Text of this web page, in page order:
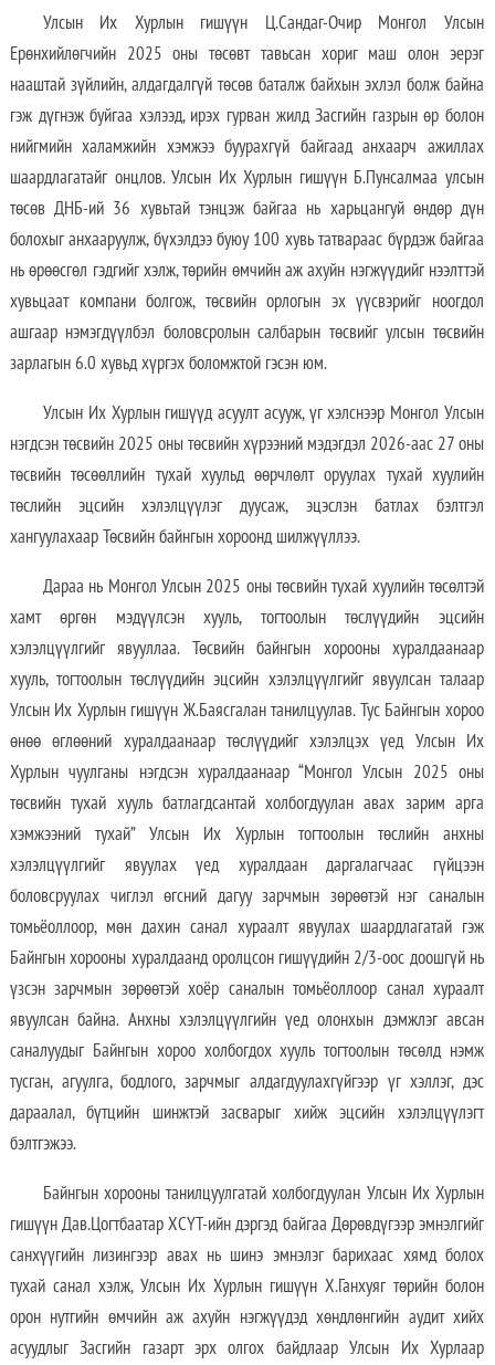
Улсын Их Хурлын гишүүн Ц.Сандаг-Очир Монгол Улсын
Ерөнхийлөгчийн 2025 оны төсөвт тавьсан хориг маш олон эерэг
нааштай зүйлийн, алдагдалгүй төсөв баталж байхын эхлэл болж байна
гэж дүгнэж буйгаа хэлээд, ирэх гурван жилд Засгийн газрын өр болон
нийгмийн халамжийн хэмжээ буурахгүй байгаад анхаарч ажиллах
шаардлагатайг онцлов. Улсын Их Хурлын гишүүн Б.Пунсалмаа улсын
төсөв ДНБ-ий 36 хувьтай тэнцэж байгаа нь харьцангуй өндөр дүн
болохыг анхааруулж, бүхэлдээ буюу 100 хувь татвараас бүрдэж байгаа
нь өрөөсгөл гэдгийг хэлж, төрийн өмчийн аж ахуйн нэгжүүдийг нээлттэй
хувьцаат компани болгож, төсвийн орлогын эх үүсвэрийг ноогдол
ашгаар нэмэгдүүлбэл боловсролын салбарын төсвийг улсын төсвийн
зарлагын 6.0 хувьд хүргэх боломжтой гэсэн юм.
Улсын Их Хурлын гишүүд асуулт асууж, үг хэлснээр Монгол Улсын
нэгдсэн төсвийн 2025 оны төсвийн хүрээний мэдэгдэл 2026-аас 27 оны
төсвийн төсөөллийн тухай хуульд өөрчлөлт оруулах тухай хуулийн
төслийн эцсийн хэлэлцүүлэг дуусаж, эцэслэн батлах бэлтгэл
хангуулахаар Төсвийн байнгын хороонд шилжүүллээ.
Дараа нь Монгол Улсын 2025 оны төсвийн тухай хуулийн төсөлтэй
хамт өргөн мэдүүлсэн хууль, тогтоолын төслүүдийн эцсийн
хэлэлцүүлгийг явууллаа. Төсвийн байнгын хорооны хуралдаанаар
хууль, тогтоолын төслүүдийн эцсийн хэлэлцүүлгийг явуулсан талаар
Улсын Их Хурлын гишүүн Ж.Баясгалан танилцуулав. Тус Байнгын хороо
өнөө өглөөний хуралдаанаар төслүүдийг хэлэлцэх үед Улсын Их
Хурлын чуулганы нэгдсэн хуралдаанаар “Монгол Улсын 2025 оны
төсвийн тухай хууль батлагдсантай холбогдуулан авах зарим арга
хэмжээний тухай” Улсын Их Хурлын тогтоолын төслийн анхны
хэлэлцүүлгийг явуулах үед хуралдаан даргалагчаас гүйцээн
боловсруулах чиглэл өгсний дагуу зарчмын зөрөөтэй нэг саналын
томьёоллоор, мөн дахин санал хураалт явуулах шаардлагатай гэж
Байнгын хорооны хуралдаанд оролцсон гишүүдийн 2/3-оос доошгүй нь
үзсэн зарчмын зөрөөтэй хоёр саналын томьёоллоор санал хураалт
явуулсан байна. Анхны хэлэлцүүлгийн үед олонхын дэмжлэг авсан
саналуудыг Байнгын хороо холбогдох хууль тогтоолын төсөлд нэмж
тусган, агуулга, бодлого, зарчмыг алдагдуулахгүйгээр үг хэллэг, дэс
дараалал, бүтцийн шинжтэй засварыг хийж эцсийн хэлэлцүүлэгт
бэлтгэжээ.
Байнгын хорооны танилцуулгатай холбогдуулан Улсын Их Хурлын
гишүүн Дав.Цогтбаатар ХСҮТ-ийн дэргэд байгаа Дөрөвдүгээр эмнэлгийг
санхүүгийн лизингээр авах нь шинэ эмнэлэг барихаас хямд болох
тухай санал хэлж, Улсын Их Хурлын гишүүн Х.Ганхуяг төрийн болон
орон нутгийн өмчийн аж ахуйн нэгжүүдэд хөндлөнгийн аудит хийх
асуудлыг Засгийн газарт эрх олгох байдлаар Улсын Их Хурлаар